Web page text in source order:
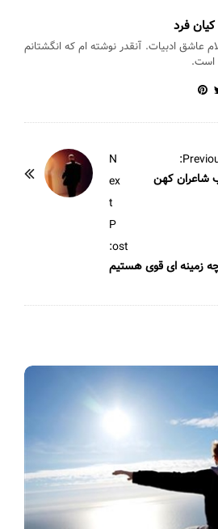
کیان فرد
عاشق ادبیات. آنقدر نوشته ام که انگشتانم
است.
شاعران کهن
N
ex
t
P
ost:
زمینه ای قوی هستیم